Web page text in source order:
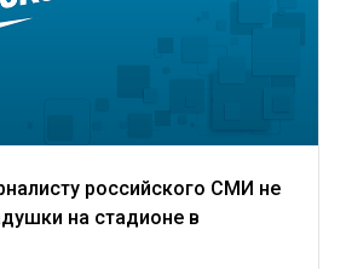
российского СМИ не
на стадионе в